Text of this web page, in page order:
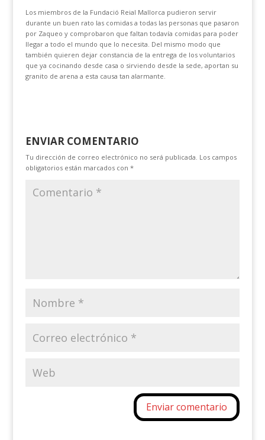
Los miembros de la Fundació Reial Mallorca pudieron servir
durante un buen rato las comidas a todas las personas que pasaron
por Zaqueo y comprobaron que faltan todavía comidas para poder
llegar a todo el mundo que lo necesita. Del mismo modo que
también quieren dejar constancia de la entrega de los voluntarios
que ya cocinando desde casa o sirviendo desde la sede, aportan su
granito de arena a esta causa tan alarmante.
ENVIAR COMENTARIO
Tu dirección de correo electrónico no será publicada. Los campos
obligatorios están marcados con *